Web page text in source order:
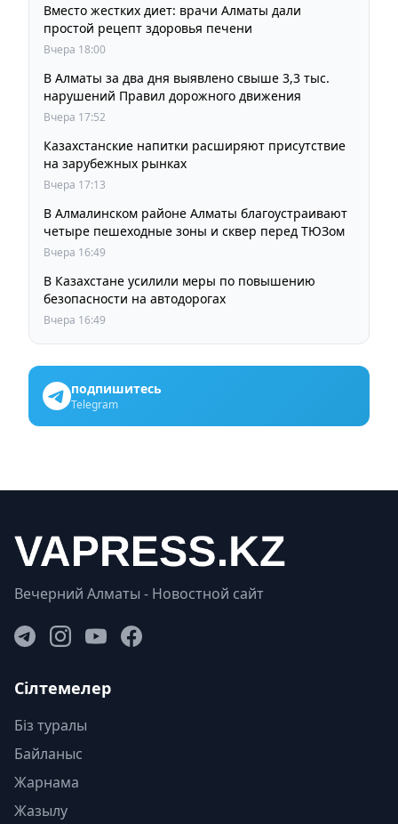
Вместо жестких диет: врачи Алматы дали
Вчера 18:00
В Алматы за два дня выявлено свыше 3,3 тыс.
нарушений Правил дорожного движения
Вчера 17:52
Казахстанские напитки расширяют присутствие
на зарубежных рынках
Вчера 17:13
В Алмалинском районе Алматы благоустраивают
четыре пешеходные зоны и сквер перед ТЮЗом
Вчера 16:49
В Казахстане усилили меры по повышению
безопасности на автодорогах
Вчера 16:49
подпишитесь
Telegram
Вечерний Алматы - Новостной сайт
Сілтемелер
Біз туралы
Байланыс
Жарнама
Жазылу